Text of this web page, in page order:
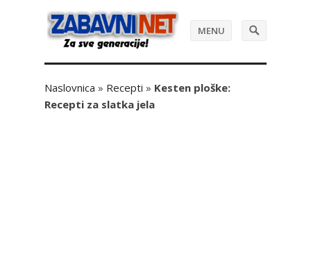
MENU
Naslovnica » Recepti » Kesten ploške:
Recepti za slatka jela